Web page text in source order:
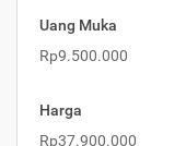
Uang Muka
Rp9.500.000
Harga
Rp37.900.000